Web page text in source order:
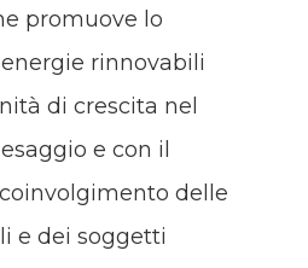
promuove lo
rinnovabili
di crescita nel
e con il
delle
e dei soggetti